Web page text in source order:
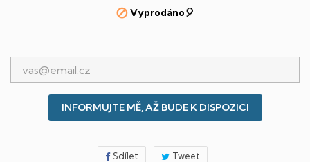
Vyprodáno🎈
INFORMUJTE MĚ, AŽ BUDE K DISPOZICI
Sdílet Tweet